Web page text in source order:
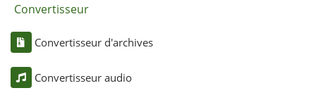
Convertisseur
Convertisseur d'archives
Convertisseur audio